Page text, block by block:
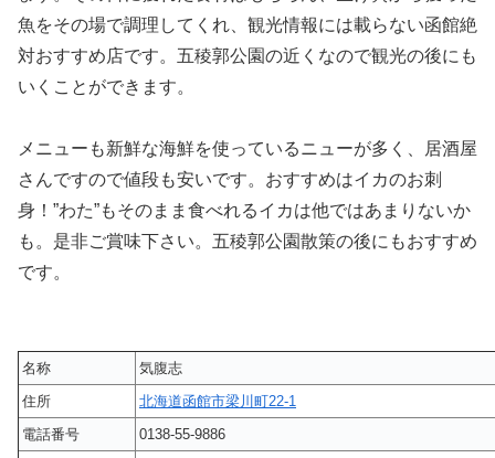
魚をその場で調理してくれ、観光情報には載らない函館絶
対おすすめ店です。五稜郭公園の近くなので観光の後にも
いくことができます。
メニューも新鮮な海鮮を使っているニューが多く、居酒屋
さんですので値段も安いです。おすすめはイカのお刺
身！”わた”もそのまま食べれるイカは他ではあまりないか
も。是非ご賞味下さい。五稜郭公園散策の後にもおすすめ
です。
名称
気腹志
住所
北海道函館市梁川町22-1
電話番号
0138-55-9886